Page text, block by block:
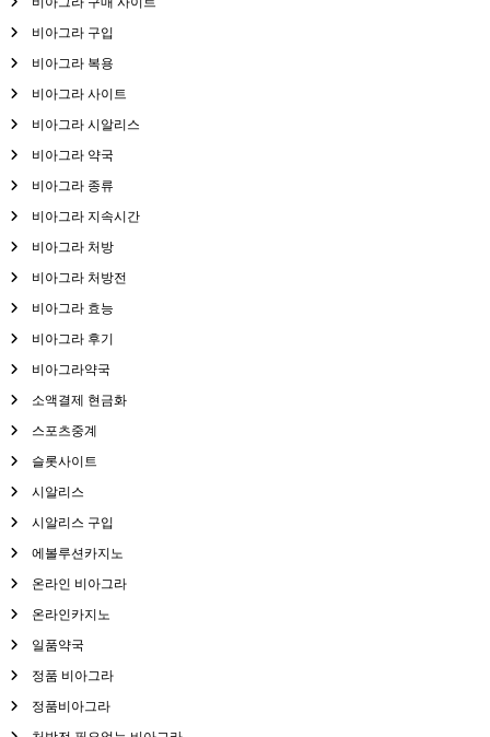
비아그라 구입
비아그라 복용
비아그라 사이트
비아그라 시알리스
비아그라 약국
비아그라 종류
비아그라 지속시간
비아그라 처방
비아그라 처방전
비아그라 효능
비아그라 후기
비아그라약국
소액결제 현금화
스포츠중계
슬롯사이트
시알리스
시알리스 구입
에볼루션카지노
온라인 비아그라
온라인카지노
일품약국
정품 비아그라
정품비아그라